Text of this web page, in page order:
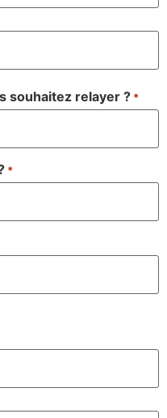
souhaitez relayer ? *
*